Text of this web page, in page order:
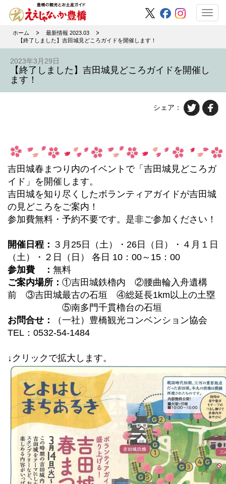
ホーム
最新情報 2023.03
【終了しました】吉田城見どころガイドを開催します！
2023年3月29日
【終了しました】吉田城見どころガイドを開催し
ます！
シェア：
吉田城春まつり内のイベントで「吉田城見どころガ
イド」を開催します。
吉田城を知り尽くしたボランティアガイドが吉田城
の見どころをご案内！
参加費無料・予約不要です。是非ご参加ください！
開催日程： ３月25日（土）・26日（日）・４月１日
（土）・２日（日） 各日 10：00～15：00
参加費 ： 無料
ご案内場所： ①吉田城鉄櫓内 ②腰曲輪入舟遺構
前 ③吉田城最古の石垣 ④総延長1km以上の土塁
⑤南多門千貫櫓台の石垣
お問合せ：
（一社）豊橋観光コンベンション協会
TEL：0532-54-1484
↓クリックで拡大します。